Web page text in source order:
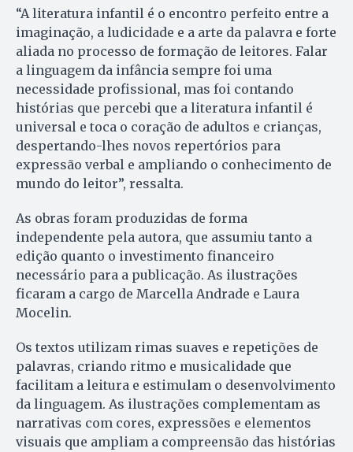
“A literatura infantil é o encontro perfeito entre a
imaginação, a ludicidade e a arte da palavra e forte
aliada no processo de formação de leitores. Falar
a linguagem da infância sempre foi uma
necessidade profissional, mas foi contando
histórias que percebi que a literatura infantil é
universal e toca o coração de adultos e crianças,
despertando-lhes novos repertórios para
expressão verbal e ampliando o conhecimento de
mundo do leitor”, ressalta.
As obras foram produzidas de forma
independente pela autora, que assumiu tanto a
edição quanto o investimento financeiro
necessário para a publicação. As ilustrações
ficaram a cargo de Marcella Andrade e Laura
Mocelin.
Os textos utilizam rimas suaves e repetições de
palavras, criando ritmo e musicalidade que
facilitam a leitura e estimulam o desenvolvimento
da linguagem. As ilustrações complementam as
narrativas com cores, expressões e elementos
visuais que ampliam a compreensão das histórias